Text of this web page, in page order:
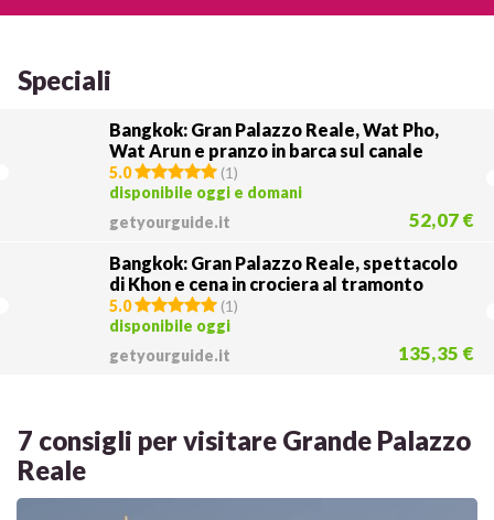
Speciali
Bangkok: Gran Palazzo Reale, Wat Pho,
Wat Arun e pranzo in barca sul canale
5.0 (1)
disponibile oggi e domani
getyourguide.it
52,07 €
Bangkok: Gran Palazzo Reale, spettacolo
di Khon e cena in crociera al tramonto
5.0 (1)
disponibile oggi
getyourguide.it
135,35 €
7 consigli per visitare Grande Palazzo
Reale